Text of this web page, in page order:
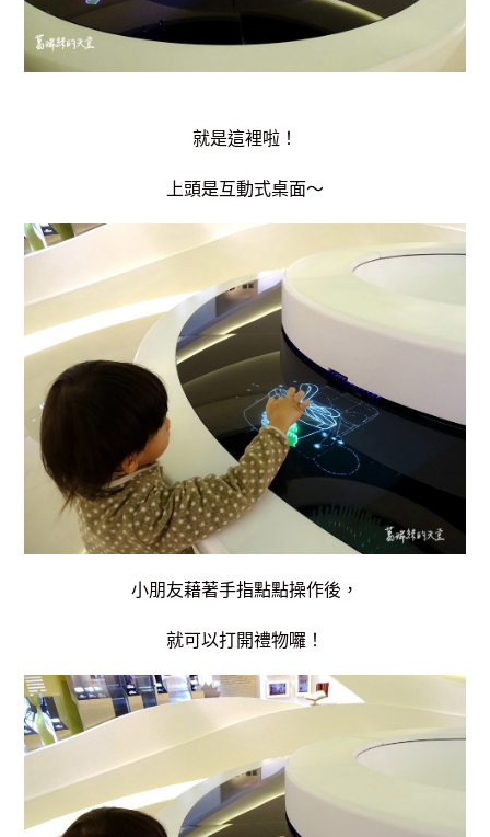
就是這裡啦！
上頭是互動式桌面～
小朋友藉著手指點點操作後，
就可以打開禮物囉！